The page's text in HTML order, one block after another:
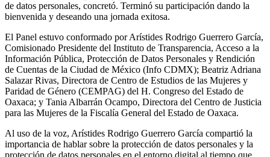
de datos personales, concretó. Terminó su participación dando la
bienvenida y deseando una jornada exitosa.
El Panel estuvo conformado por Arístides Rodrigo Guerrero García,
Comisionado Presidente del Instituto de Transparencia, Acceso a la
Información Pública, Protección de Datos Personales y Rendición
de Cuentas de la Ciudad de México (Info CDMX); Beatriz Adriana
Salazar Rivas, Directora de Centro de Estudios de las Mujeres y
Paridad de Género (CEMPAG) del H. Congreso del Estado de
Oaxaca; y Tania Albarrán Ocampo, Directora del Centro de Justicia
para las Mujeres de la Fiscalía General del Estado de Oaxaca.
Al uso de la voz, Arístides Rodrigo Guerrero García compartió la
importancia de hablar sobre la protección de datos personales y la
protección de datos personales en el entorno digital al tiempo que